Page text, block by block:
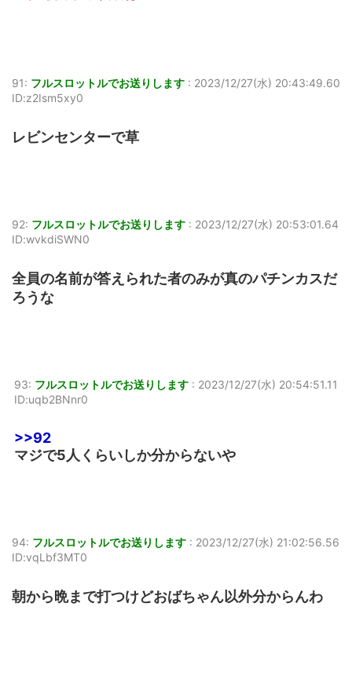
91: フルスロットルでお送りします : 2023/12/27(水) 20:43:49.60
ID:z2Ism5xy0
レビンセンターで草
92: フルスロットルでお送りします : 2023/12/27(水) 20:53:01.64
ID:wvkdiSWN0
全員の名前が答えられた者のみが真のパチンカスだ
ろうな
93: フルスロットルでお送りします : 2023/12/27(水) 20:54:51.11
ID:uqb2BNnr0
>>92
マジで5人くらいしか分からないや
94: フルスロットルでお送りします : 2023/12/27(水) 21:02:56.56
ID:vqLbf3MT0
朝から晩まで打つけどおばちゃん以外分からんわ